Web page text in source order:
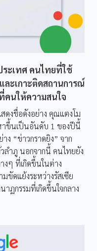
ระเทศ คนไทยที่ใช้
ละเกาะติดสถานการณ์
คนให้ความสนใจ
ดงชื่อดังอย่าง คุณแตงโม
าขึ้นเป็นอันดับ 1 ของปีนี้
ง “ข่าวกราดยิง” จาก
ลำภู นอกจากนี้ คนไทยยัง
งๆ ที่เกิดขึ้นในต่าง
ขัดแย้งระหว่างรัสเซีย
ฏกรรมที่เกิดขึ้นใจกลาง